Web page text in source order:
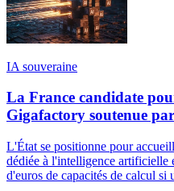
IA souveraine
La France candidate
Gigafactory soutenue
L'État se positionne pour
dédiée à l'intelligence artificielle
d'euros de capacités de calcul si